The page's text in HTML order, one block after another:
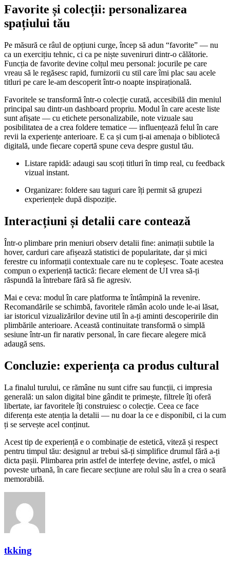
Favorite și colecții: personalizarea
spațiului tău
Pe măsură ce râul de opțiuni curge, încep să adun “favorite” — nu
ca un exercițiu tehnic, ci ca pe niște suveniruri dintr-o călătorie.
Funcția de favorite devine colțul meu personal: jocurile pe care
vreau să le regăsesc rapid, furnizorii cu stil care îmi plac sau acele
titluri pe care le-am descoperit într-o noapte inspirațională.
Favoritele se transformă într-o colecție curată, accesibilă din meniul
principal sau dintr-un dashboard propriu. Modul în care aceste liste
sunt afișate — cu etichete personalizabile, note vizuale sau
posibilitatea de a crea foldere tematice — influențează felul în care
revii la experiențe anterioare. E ca și cum ți-ai amenaja o bibliotecă
digitală, unde fiecare copertă spune ceva despre gustul tău.
Listare rapidă: adaugi sau scoți titluri în timp real, cu feedback
vizual instant.
Organizare: foldere sau taguri care îți permit să grupezi
experiențele după dispoziție.
Interacțiuni și detalii care contează
Într-o plimbare prin meniuri observ detalii fine: animații subtile la
hover, carduri care afișează statistici de popularitate, dar și mici
ferestre cu informații contextuale care nu te copleșesc. Toate acestea
compun o experiență tactică: fiecare element de UI vrea să-ți
răspundă la întrebare fără să fie agresiv.
Mai e ceva: modul în care platforma te întâmpină la revenire.
Recomandările se schimbă, favoritele rămân acolo unde le-ai lăsat,
iar istoricul vizualizărilor devine util în a-ți aminti descoperirile din
plimbările anterioare. Această continuitate transformă o simplă
sesiune într-un fir narativ personal, în care fiecare alegere mică
adaugă sens.
Concluzie: experiența ca produs cultural
La finalul turului, ce rămâne nu sunt cifre sau funcții, ci impresia
generală: un salon digital bine gândit te primește, filtrele îți oferă
libertate, iar favoritele îți construiesc o colecție. Ceea ce face
diferența este atenția la detalii — nu doar la ce e disponibil, ci la cum
ți se servește acel conținut.
Acest tip de experiență e o combinație de estetică, viteză și respect
pentru timpul tău: designul ar trebui să-ți simplifice drumul fără a-ți
dicta pașii. Plimbarea prin astfel de interfețe devine, astfel, o mică
poveste urbană, în care fiecare secțiune are rolul său în a crea o seară
memorabilă.
tkking